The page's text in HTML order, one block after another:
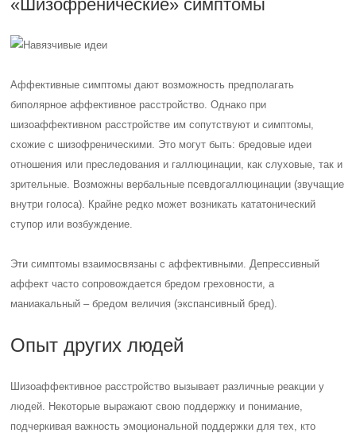
«Шизофренические» симптомы
Аффективные симптомы дают возможность предполагать
биполярное аффективное расстройство. Однако при
шизоаффективном расстройстве им сопутствуют и симптомы,
схожие с шизофреническими. Это могут быть: бредовые идеи
отношения или преследования и галлюцинации, как слуховые, так и
зрительные. Возможны вербальные псевдогаллюцинации (звучащие
внутри голоса). Крайне редко может возникать кататонический
ступор или возбуждение.
Эти симптомы взаимосвязаны с аффективными. Депрессивный
аффект часто сопровождается бредом греховности, а
маниакальный – бредом величия (экспансивный бред).
Опыт других людей
Шизоаффективное расстройство вызывает различные реакции у
людей. Некоторые выражают свою поддержку и понимание,
подчеркивая важность эмоциональной поддержки для тех, кто